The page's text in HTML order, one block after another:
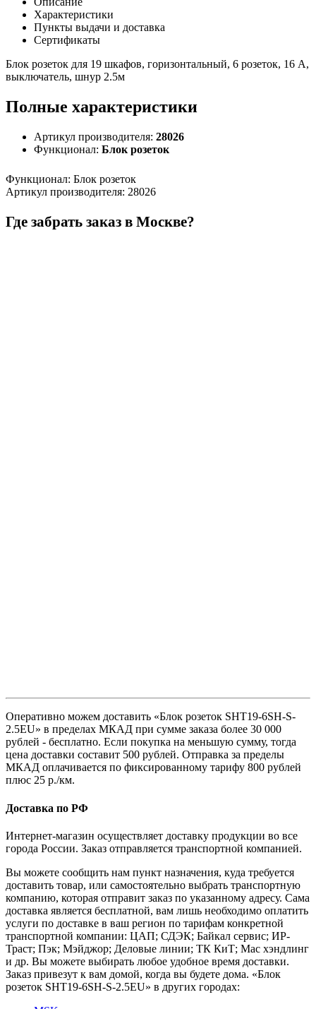
Характеристики
Пункты выдачи и доставка
Сертификаты
Блок розеток для 19 шкафов, горизонтальный, 6 розеток, 16 A,
выключатель, шнур 2.5м
Полные характеристики
Артикул производителя: 28026
Функционал: Блок розеток
Функционал: Блок розеток
Артикул производителя: 28026
Где забрать заказ в Москве?
Оперативно можем доставить «Блок розеток SHT19-6SH-S-
2.5EU» в пределах МКАД при сумме заказа более 30 000
рублей - бесплатно. Если покупка на меньшую сумму, тогда
цена доставки составит 500 рублей. Отправка за пределы
МКАД оплачивается по фиксированному тарифу 800 рублей
плюс 25 р./км.
Доставка по РФ
Интернет-магазин осуществляет доставку продукции во все
города России. Заказ отправляется транспортной компанией.
Вы можете сообщить нам пункт назначения, куда требуется
доставить товар, или самостоятельно выбрать транспортную
компанию, которая отправит заказ по указанному адресу. Сама
доставка является бесплатной, вам лишь необходимо оплатить
услуги по доставке в ваш регион по тарифам конкретной
транспортной компании: ЦАП; СДЭК; Байкал сервис; ИР-
Траст; Пэк; Мэйджор; Деловые линии; ТК КиТ; Мас хэндлинг
и др. Вы можете выбирать любое удобное время доставки.
Заказ привезут к вам домой, когда вы будете дома. «Блок
розеток SHT19-6SH-S-2.5EU» в других городах: